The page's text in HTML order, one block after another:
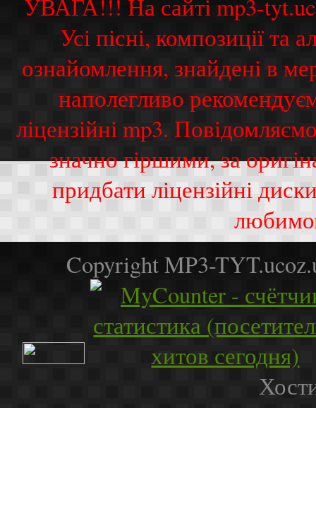
УВАГА!!! На сайті mp3-
Усі пісні, композиції
ознайомлення, знайдені в
наполегливо
ліцензійні mp3.
значно гіршими, за
придбати ліцензійні
Copyright MP3-